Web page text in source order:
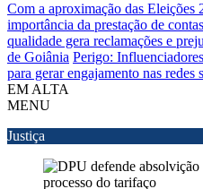
Com a aproximação das Eleições
importância da prestação de
qualidade gera reclamações e
de Goiânia Perigo:
para gerar engajamento nas redes
EM ALTA
MENU
Justiça